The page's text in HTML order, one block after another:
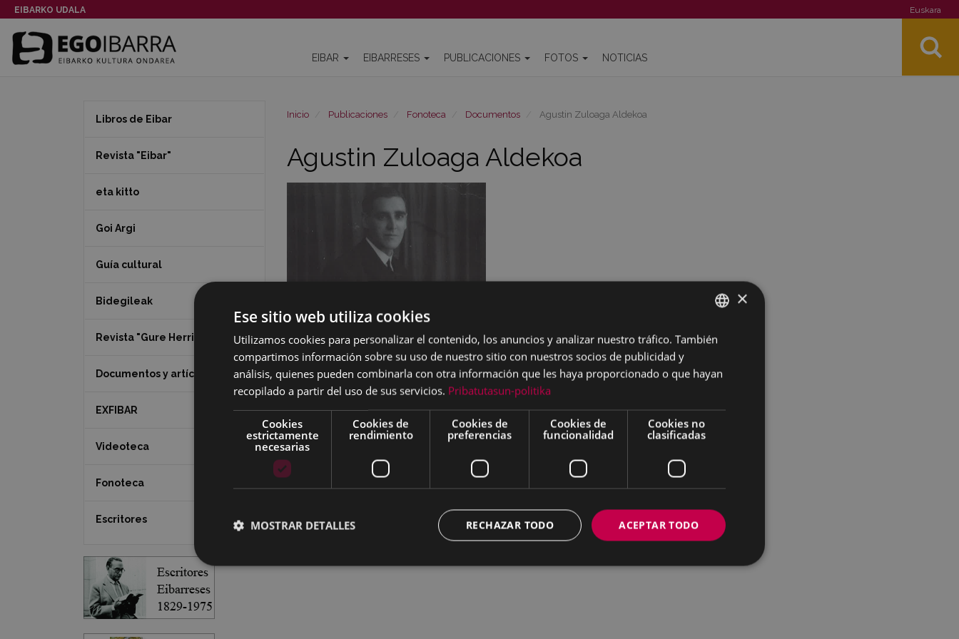
EIBARKO UDALA Euskara
EIBAR EIBARRESES PUBLICACIONES FOTOS NOTICIAS
Inicio Publicaciones Fonoteca Documentos Agustin Zuloaga Aldekoa
Agustin Zuloaga Aldekoa
Imagen a tamaño completo: Visualizar Descargar
Libros de Eibar
Revista "Eibar"
eta kitto
Goi Argi
Guía cultural
Bidegileak
Revista "Gure Herria"
Documentos y artículos
EXFIBAR
Videoteca
Fonoteca
Escritores
BASQUE
×
Ese sitio web utiliza cookies
Utilizamos cookies para personalizar el contenido, los anuncios y analizar nuestro tráfico. También
compartimos información sobre su uso de nuestro sitio con nuestros socios de publicidad y
análisis, quienes pueden combinarla con otra información que les haya proporcionado o que hayan
recopilado a partir del uso de sus servicios. Pribatutasun-politika
Cookies
estrictamente
necesarias
Cookies de
rendimiento
Cookies de
preferencias
Cookies de
funcionalidad
Cookies no
clasificadas
ACEPTAR TODO
RECHAZAR TODO
MOSTRAR DETALLES